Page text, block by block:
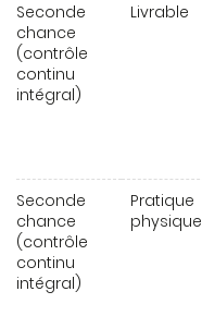
Seconde
chance
(contrôle
continu
intégral)
Livrable
Seconde
chance
(contrôle
continu
intégral)
Pratique
physique